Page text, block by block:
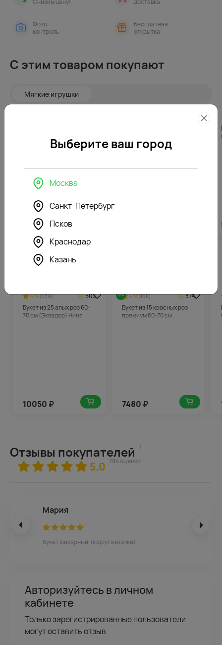
Снизим цену! доставка
Фото
контроль
Бесплатная
открытка
С этим товаром покупают
Мягкие игрушки
5912₽
Похожие товары
4.9(639)
503
Букет из 25 алых роз 60-
70 см (Эквадор) Нина
10050 ₽
4.9(168)
374
Букет из 15 красных роз
премиум 60-70 см
7480 ₽
Отзывы покупателей 1
5.0 784 оценки
Мария
букет шикарный, подруга в шоке)
Авторизуйтесь в личном
кабинете
Только зарегистрированные пользователи
могут оставить отзыв
Выберите ваш город
Москва
Санкт-Петербург
Псков
Краснодар
Казань